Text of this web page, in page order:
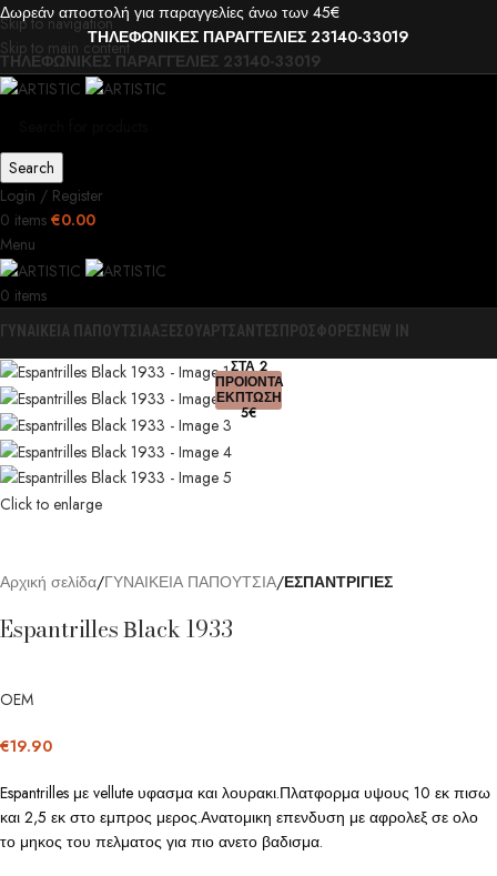
Skip to navigation
Skip to main content
Δωρεάν αποστολή για παραγγελίες άνω των 45€
ΤΗΛΕΦΩΝΙΚΕΣ ΠΑΡΑΓΓΕΛΙΕΣ 23140-33019
ΤΗΛΕΦΩΝΙΚΕΣ ΠΑΡΑΓΓΕΛΙΕΣ 23140-33019
Search
Login / Register
0 items €0.00
Menu
0 items
ΓΥΝΑΙΚΕΙΑ ΠΑΠΟΥΤΣΙΑΑΞΕΣΟΥΑΡΤΣΑΝΤΕΣ ΠΡΟΣΦΟΡΕΣ NEW IN
0 ΣΤΑ 2
ΠΡΟΙΟΝΤΑ
ΕΚΠΤΩΣΗ
5€
Click to enlarge
Αρχική σελίδα ΓΥΝΑΙΚΕΙΑ ΠΑΠΟΥΤΣΙΑ ΕΣΠΑΝΤΡΙΓΙΕΣ
Espantrilles Βlack 1933
OEM
€19.90
Espantrilles με vellute υφασμα και λουρακι.Πλατφορμα υψους 10 εκ πισω
και 2,5 εκ στο εμπρος μερος.Ανατομικη επενδυση με αφρολεξ σε ολο
το μηκος του πελματος για πιο ανετο βαδισμα.